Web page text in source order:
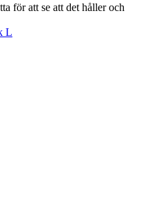
för att se att det håller och
L